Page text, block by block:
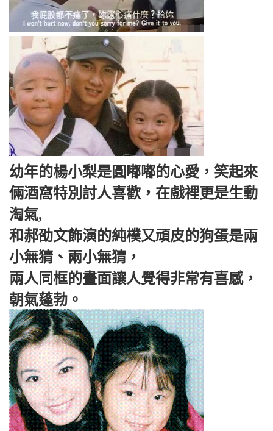
幼年的楊小梨是圓嘟嘟的心愛，笑起來
倆酒窩特別討人喜歡，在戲裡更是生動
淘氣,
和郝劭文飾演的純樸又頑皮的狗蛋是兩
小無猜、兩小無猜，
兩人同框的畫面讓人覺得非常有喜感，
朝氣蓬勃。